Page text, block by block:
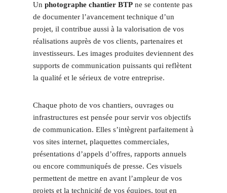
Un photographe chantier BTP ne se contente pas
de documenter l’avancement technique d’un
projet, il contribue aussi à la valorisation de vos
réalisations auprès de vos clients, partenaires et
investisseurs. Les images produites deviennent des
supports de communication puissants qui reflètent
la qualité et le sérieux de votre entreprise.
Chaque photo de vos chantiers, ouvrages ou
infrastructures est pensée pour servir vos objectifs
de communication. Elles s’intègrent parfaitement à
vos sites internet, plaquettes commerciales,
présentations d’appels d’offres, rapports annuels
ou encore communiqués de presse. Ces visuels
permettent de mettre en avant l’ampleur de vos
projets et la technicité de vos équipes, tout en